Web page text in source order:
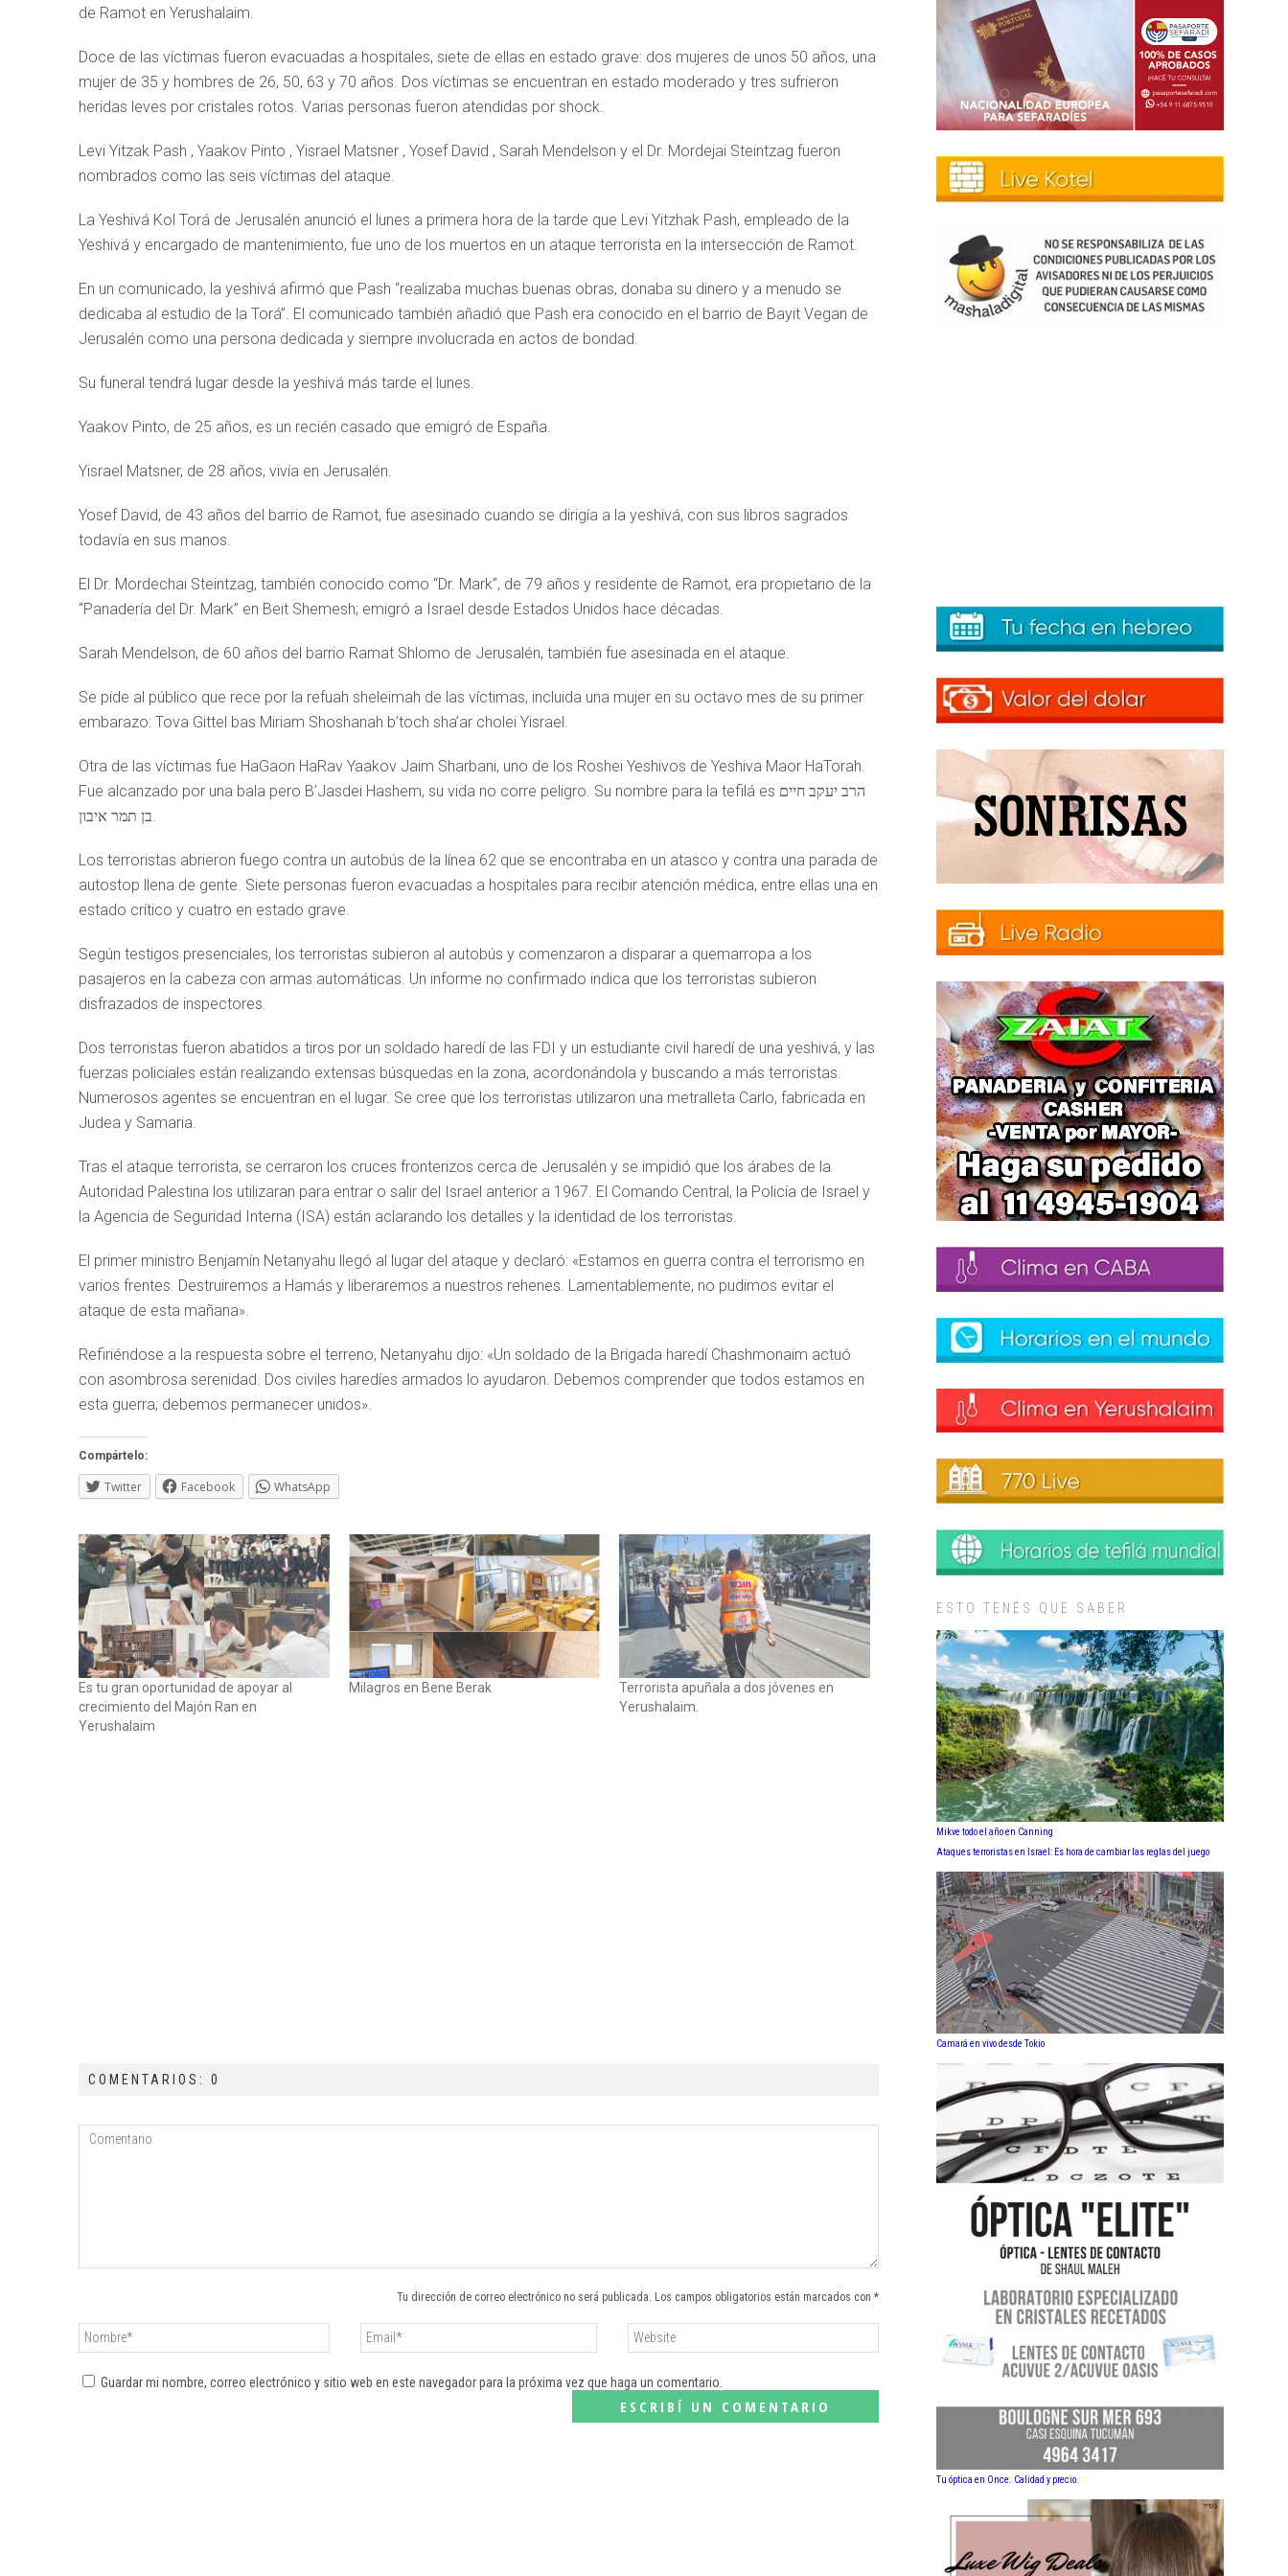
de Ramot en Yerushalaim.
Doce de las víctimas fueron evacuadas a hospitales, siete de ellas en estado grave: dos mujeres de unos 50 años, una
mujer de 35 y hombres de 26, 50, 63 y 70 años. Dos víctimas se encuentran en estado moderado y tres sufrieron
heridas leves por cristales rotos. Varias personas fueron atendidas por shock.
Levi Yitzak Pash , Yaakov Pinto , Yisrael Matsner , Yosef David , Sarah Mendelson y el Dr. Mordejai Steintzag fueron
nombrados como las seis víctimas del ataque.
La Yeshivá Kol Torá de Jerusalén anunció el lunes a primera hora de la tarde que Levi Yitzhak Pash, empleado de la
Yeshivá y encargado de mantenimiento, fue uno de los muertos en un ataque terrorista en la intersección de Ramot.
En un comunicado, la yeshivá afirmó que Pash “realizaba muchas buenas obras, donaba su dinero y a menudo se
dedicaba al estudio de la Torá”. El comunicado también añadió que Pash era conocido en el barrio de Bayit Vegan de
Jerusalén como una persona dedicada y siempre involucrada en actos de bondad.
Su funeral tendrá lugar desde la yeshivá más tarde el lunes.
Yaakov Pinto, de 25 años, es un recién casado que emigró de España.
Yisrael Matsner, de 28 años, vivía en Jerusalén.
Yosef David, de 43 años del barrio de Ramot, fue asesinado cuando se dirigía a la yeshivá, con sus libros sagrados
todavía en sus manos.
El Dr. Mordechai Steintzag, también conocido como “Dr. Mark”, de 79 años y residente de Ramot, era propietario de la
“Panadería del Dr. Mark” en Beit Shemesh; emigró a Israel desde Estados Unidos hace décadas.
Sarah Mendelson, de 60 años del barrio Ramat Shlomo de Jerusalén, también fue asesinada en el ataque.
Se pide al público que rece por la refuah sheleimah de las víctimas, incluida una mujer en su octavo mes de su primer
embarazo: Tova Gittel bas Miriam Shoshanah b’toch sha’ar cholei Yisrael.
Otra de las víctimas fue HaGaon HaRav Yaakov Jaim Sharbani, uno de los Roshei Yeshivos de Yeshiva Maor HaTorah.
Fue alcanzado por una bala pero B’Jasdei Hashem, su vida no corre peligro. Su nombre para la tefilá es הרב יעקב חיים
בן תמר איבון.
Los terroristas abrieron fuego contra un autobús de la línea 62 que se encontraba en un atasco y contra una parada de
autostop llena de gente. Siete personas fueron evacuadas a hospitales para recibir atención médica, entre ellas una en
estado crítico y cuatro en estado grave.
Según testigos presenciales, los terroristas subieron al autobús y comenzaron a disparar a quemarropa a los
pasajeros en la cabeza con armas automáticas. Un informe no confirmado indica que los terroristas subieron
disfrazados de inspectores.
Dos terroristas fueron abatidos a tiros por un soldado haredí de las FDI y un estudiante civil haredí de una yeshivá, y las
fuerzas policiales están realizando extensas búsquedas en la zona, acordonándola y buscando a más terroristas.
Numerosos agentes se encuentran en el lugar. Se cree que los terroristas utilizaron una metralleta Carlo, fabricada en
Judea y Samaria.
Tras el ataque terrorista, se cerraron los cruces fronterizos cerca de Jerusalén y se impidió que los árabes de la
Autoridad Palestina los utilizaran para entrar o salir del Israel anterior a 1967. El Comando Central, la Policía de Israel y
la Agencia de Seguridad Interna (ISA) están aclarando los detalles y la identidad de los terroristas.
El primer ministro Benjamín Netanyahu llegó al lugar del ataque y declaró: «Estamos en guerra contra el terrorismo en
varios frentes. Destruiremos a Hamás y liberaremos a nuestros rehenes. Lamentablemente, no pudimos evitar el
ataque de esta mañana».
Refiriéndose a la respuesta sobre el terreno, Netanyahu dijo: «Un soldado de la Brigada haredí Chashmonaim actuó
con asombrosa serenidad. Dos civiles haredíes armados lo ayudaron. Debemos comprender que todos estamos en
esta guerra; debemos permanecer unidos».
Compártelo:
Twitter Facebook WhatsApp
Es tu gran oportunidad de apoyar al
crecimiento del Majón Ran en
Yerushalaim
Milagros en Bene Berak
Terrorista apuñala a dos jóvenes en
Yerushalaim.
COMENTARIOS: 0
Tu dirección de correo electrónico no será publicada. Los campos obligatorios están marcados con *
Guardar mi nombre, correo electrónico y sitio web en este navegador para la próxima vez que haga un comentario.
ESTO TENÉS QUE SABER
Mikve todo el año en Canning
Ataques terroristas en Israel: Es hora de cambiar las reglas del juego
Camará en vivo desde Tokio
Tu óptica en Once. Calidad y precio.